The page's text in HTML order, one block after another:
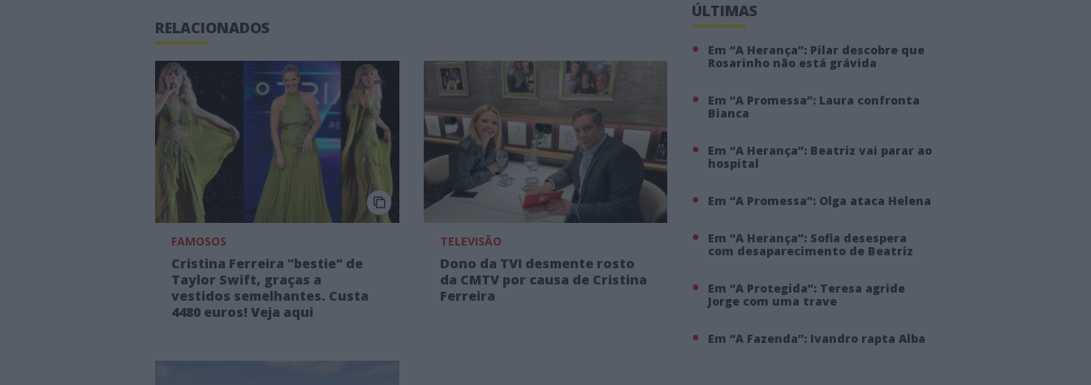
RELACIONADOS
FAMOSOS
Cristina Ferreira "bestie" de
Taylor Swift, graças a
vestidos semelhantes. Custa
4480 euros! Veja aqui
TELEVISÃO
Dono da TVI desmente rosto
da CMTV por causa de Cristina
Ferreira
ÚLTIMAS
Em “A Herança”: Pilar descobre que
Rosarinho não está grávida
Em “A Promessa”: Laura confronta
Bianca
Em “A Herança”: Beatriz vai parar ao
hospital
Em “A Promessa”: Olga ataca Helena
Em “A Herança”: Sofia desespera
com desaparecimento de Beatriz
Em “A Protegida”: Teresa agride
Jorge com uma trave
Em “A Fazenda”: Ivandro rapta Alba